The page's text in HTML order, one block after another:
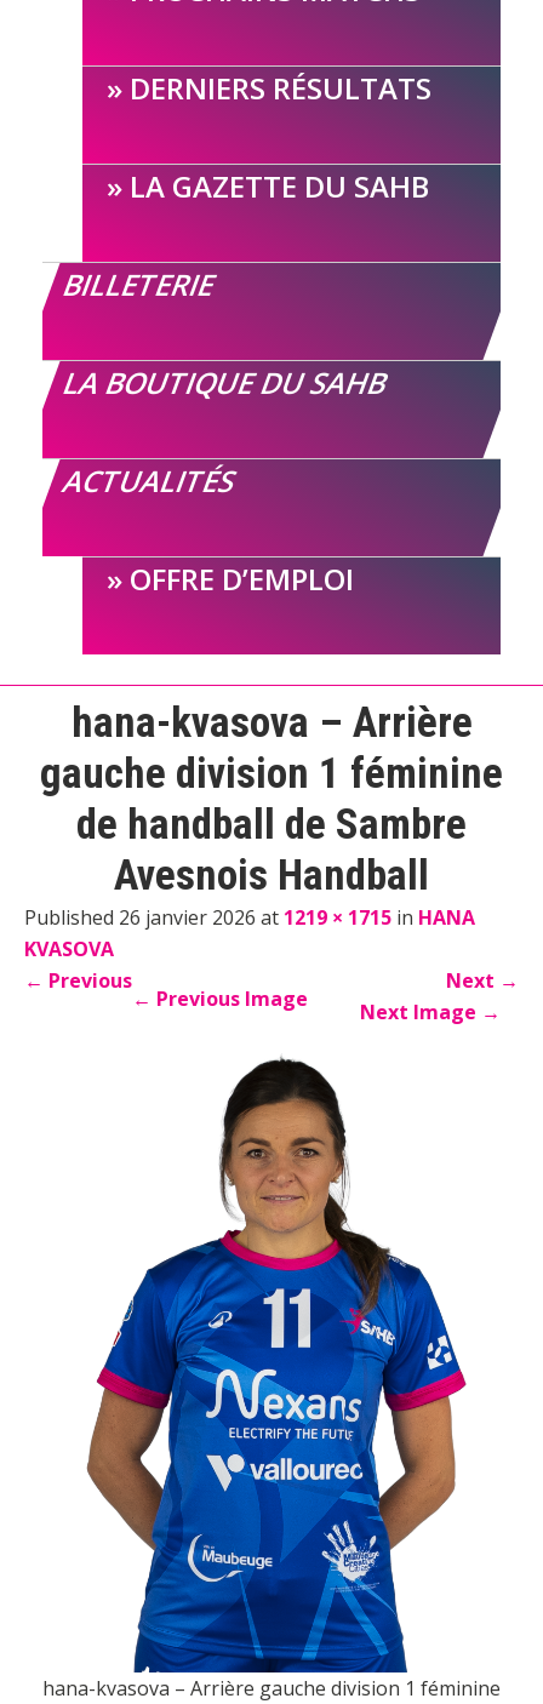
DERNIERS RÉSULTATS
LA GAZETTE DU SAHB
BILLETERIE
LA BOUTIQUE DU SAHB
ACTUALITÉS
OFFRE D’EMPLOI
hana-kvasova – Arrière
gauche division 1 féminine
de handball de Sambre
Avesnois Handball
Published 26 janvier 2026 at 1219 × 1715 in HANA
KVASOVA
← Previous Next →
← Previous Image Next Image →
hana-kvasova – Arrière gauche division 1 féminine